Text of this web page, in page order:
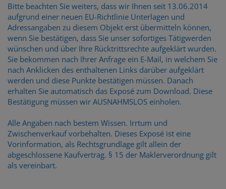
Bitte beachten Sie weiters, dass wir Ihnen seit 13.06.2014
aufgrund einer neuen EU-Richtlinie Unterlagen und
Adressangaben zu diesem Objekt erst übermitteln können,
wenn Sie bestätigen, dass Sie unser sofortiges Tätigwerden
wünschen und über Ihre Rücktrittsrechte aufgeklärt wurden.
Sie bekommen nach Ihrer Anfrage ein E-Mail, in welchem Sie
nach Anklicken des enthaltenen Links darüber aufgeklärt
werden und diese Punkte bestätigen müssen. Danach
erhalten Sie automatisch das Exposé zum Download. Diese
Bestätigung müssen wir AUSNAHMSLOS einholen.
Alle Angaben nach bestem Wissen. Irrtum und
Zwischenverkauf vorbehalten. Dieses Exposé ist eine
Vorinformation, als Rechtsgrundlage gilt allein der
abgeschlossene Kaufvertrag. § 15 der Maklerverordnung gilt
als vereinbart.